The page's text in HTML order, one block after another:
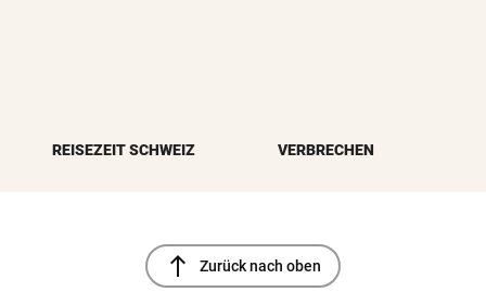
REISEZEIT SCHWEIZ VERBRECHEN
north Zurück nach oben